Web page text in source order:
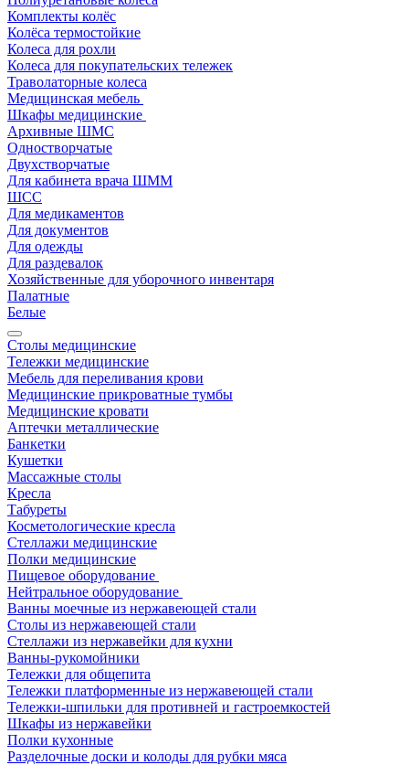
Комплекты колёс
Колёса термостойкие
Колеса для рохли
Колеса для покупательских тележек
Траволаторные колеса
Медицинская мебель
Шкафы медицинские
Архивные ШМС
Одностворчатые
Двухстворчатые
Для кабинета врача ШММ
ШСС
Для медикаментов
Для документов
Для одежды
Для раздевалок
Хозяйственные для уборочного инвентаря
Палатные
Белые
Столы медицинские
Тележки медицинские
Мебель для переливания крови
Медицинские прикроватные тумбы
Медицинские кровати
Аптечки металлические
Банкетки
Кушетки
Массажные столы
Кресла
Табуреты
Косметологические кресла
Стеллажи медицинские
Полки медицинские
Пищевое оборудование
Нейтральное оборудование
Ванны моечные из нержавеющей стали
Столы из нержавеющей стали
Стеллажи из нержавейки для кухни
Ванны-рукомойники
Тележки для общепита
Тележки платформенные из нержавеющей стали
Тележки-шпильки для противней и гастроемкостей
Шкафы из нержавейки
Полки кухонные
Разделочные доски и колоды для рубки мяса